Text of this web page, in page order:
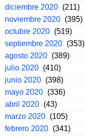
diciembre 2020 (211)
noviembre 2020 (395)
octubre 2020 (519)
septiembre 2020 (353)
agosto 2020 (389)
julio 2020 (410)
junio 2020 (398)
mayo 2020 (336)
abril 2020 (43)
marzo 2020 (105)
febrero 2020 (341)